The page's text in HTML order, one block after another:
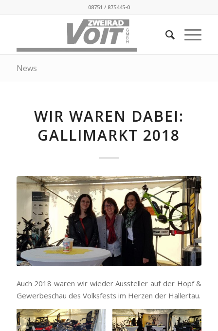
08751 / 875445-0
News
WIR WAREN DABEI:
GALLIMARKT 2018
Auch 2018 waren wir wieder Aussteller auf der Hopf &
Gewerbeschau des Volksfests im Herzen der Hallertau.